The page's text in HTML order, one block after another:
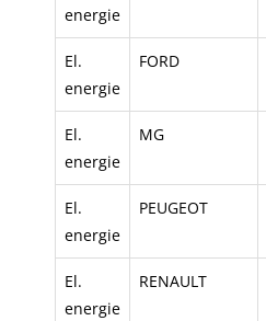
energie
El.
energie
FORD
El.
energie
MG
El.
energie
PEUGEOT
El.
energie
RENAULT